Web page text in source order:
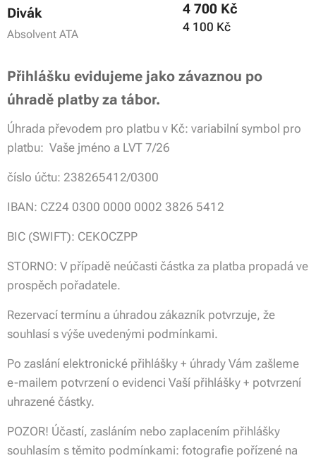
Divák
Absolvent ATA
4 700 Kč
4 100 Kč
Přihlášku evidujeme jako závaznou po
úhradě platby za tábor.
Úhrada převodem pro platbu v Kč: variabilní symbol pro
platbu: Vaše jméno a LVT 7/26
číslo účtu: 238265412/0300
IBAN: CZ24 0300 0000 0002 3826 5412
BIC (SWIFT): CEKOCZPP
STORNO: V případě neúčasti částka za platba propadá ve
prospěch pořadatele.
Rezervací termínu a úhradou zákazník potvrzuje, že
souhlasí s výše uvedenými podmínkami.
Po zaslání elektronické přihlášky + úhrady Vám zašleme
e-mailem potvrzení o evidenci Vaší přihlášky + potvrzení
uhrazené částky.
POZOR! Účastí, zasláním nebo zaplacením přihlášky
souhlasím s těmito podmínkami: fotografie pořízené na